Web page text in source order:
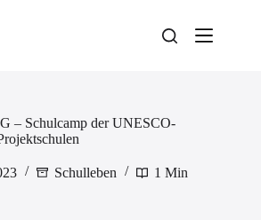
– Schulcamp der UNESCO-
Schulleben 1 Min